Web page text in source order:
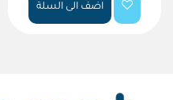
اضف الى السلة